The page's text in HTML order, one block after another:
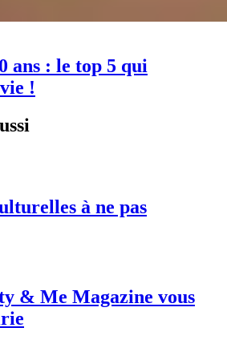
ans : le top 5 qui
!
à ne pas
& Me Magazine vous